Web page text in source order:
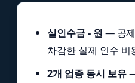
실인수금 - 원 — 공
차감한 실제 인수 비
2개 업종 동시 보유—